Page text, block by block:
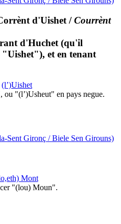
d'Uishet /Courrènt
d'Huchet (qu'il
et en tenant
(l’)Uishet
ou "(l’)Usheut" en pays negue.
Sent Gironç / Biele Sen Girouns)
Mont
"(lou) Moun".